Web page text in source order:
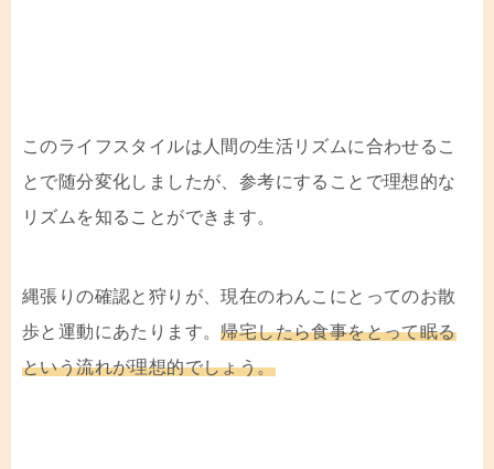
このライフスタイルは人間の生活リズムに合わせるこ
とで随分変化しましたが、参考にすることで理想的な
リズムを知ることができます。
縄張りの確認と狩りが、現在のわんこにとってのお散
歩と運動にあたります。帰宅したら食事をとって眠る
という流れが理想的でしょう。